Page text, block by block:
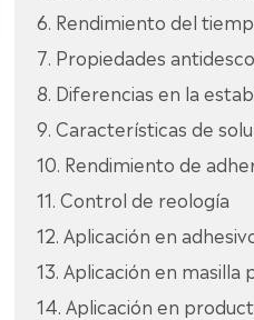
6. Rendimiento del
7. Propiedades
8. Diferencias en la
9. Características de
10. Rendimiento de
11. Control de reología
12. Aplicación en
13. Aplicación en masilla
14. Aplicación en